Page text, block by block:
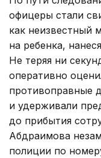
офицеры стали
как неизвестный
на ребенка,
Не теряя ни
оперативно
противоправные
и удерживали
до прибытия
Абдраимова
полиции по